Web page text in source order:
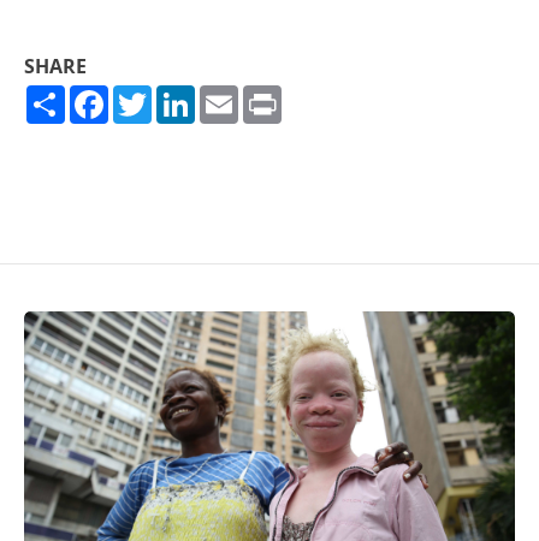
SHARE
ShareFacebook
TwitterLinkedIn
Email